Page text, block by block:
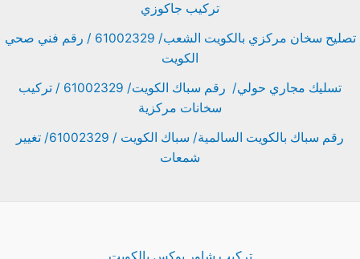
تركيب جاكوزي
تصليح سخان مركزي بالكويت الشعب/ 61002329 / رقم فني صحي
الكويت
تسليك مجاري حولي/ رقم سباك الكويت/ 61002329 / تركيب
سخانات مركزية
رقم سباك بالكويت السالمية/ سباك الكويت / 61002329/ تغيير
شمعات